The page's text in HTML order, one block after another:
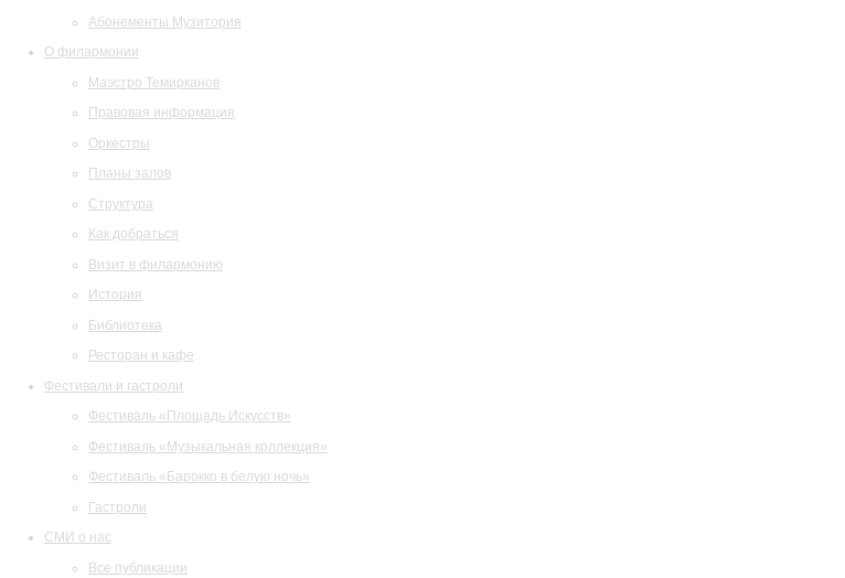
Абонементы Музитория
О филармонии
Маэстро Темирканов
Правовая информация
Оркестры
Планы залов
Структура
Как добраться
Визит в филармонию
История
Библиотека
Ресторан и кафе
Фестивали и гастроли
Фестиваль «Площадь Искусств»
Фестиваль «Музыкальная коллекция»
Фестиваль «Барокко в белую ночь»
Гастроли
СМИ о нас
Все публикации